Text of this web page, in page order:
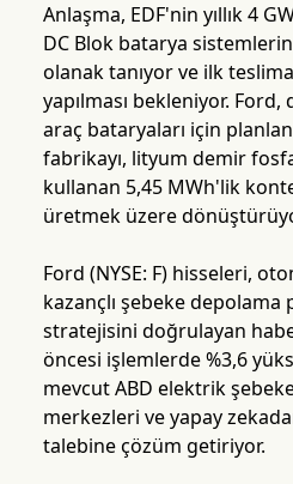
Anlaşma, EDF'nin yıllık 4
DC Blok batarya
olanak tanıyor ve ilk
yapılması bekleniyor.
araç bataryaları için
fabrikayı, lityum demir
kullanan 5,45 MWh'lik
üretmek üzere
Ford (NYSE: F) hisseleri,
kazançlı şebeke depolama
stratejisini doğrulayan
öncesi işlemlerde %3,6
mevcut ABD elektrik
merkezleri ve yapay
talebine çözüm getiriyor.